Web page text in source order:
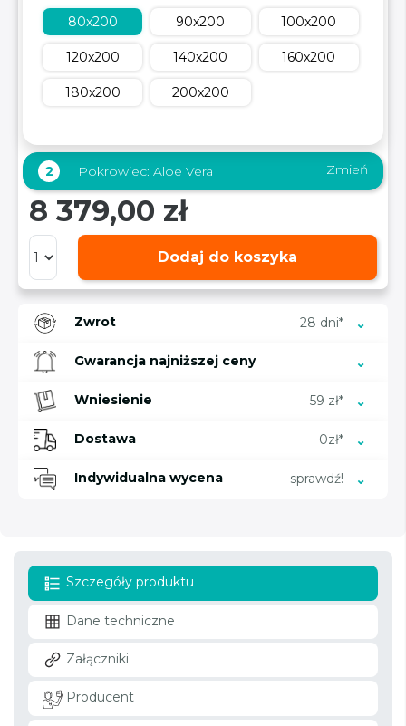
80x200 90x200 100x200
120x200 140x200 160x200
180x200 200x200
2 Pokrowiec: Aloe Vera Zmień
8 379,00 zł
Dodaj do koszyka
Zwrot 28 dni*
Gwarancja najniższej ceny
Wniesienie 59 zł*
Dostawa 0zł*
Indywidualna wycena sprawdź!
Szczegóły produktu
Dane techniczne
Załączniki
Producent